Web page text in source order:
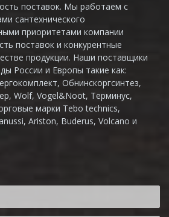
поставок. Мы работаем с
сантехнического
приоритетами компании
поставок и конкурентные
продукции. Наши поставщики
России и Европы такие как:
Обнинскоргсинтез,
Wolf, Vogel&Noot, Терминус,
марки Tebo technics,
Ariston, Buderus, Volcano и